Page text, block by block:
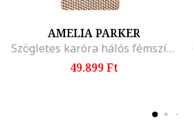
AMELIA PARKER
Szögletes karóra hálós fémszíjjal
49.899 Ft